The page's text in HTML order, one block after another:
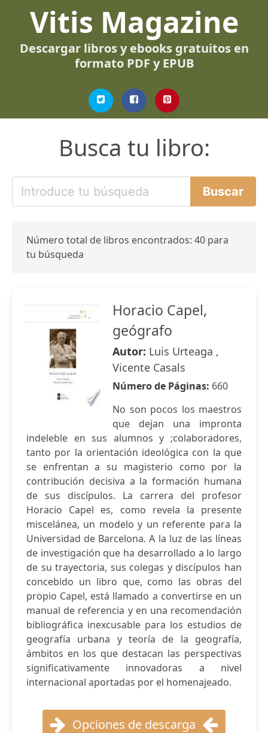
Vitis Magazine
Descargar libros y ebooks gratuitos en
formato PDF y EPUB
Busca tu libro:
Número total de libros encontrados: 40 para
tu búsqueda
Horacio Capel,
geógrafo
Autor: Luis Urteaga ,
Vicente Casals
Número de Páginas: 660
No son pocos los maestros
que dejan una impronta
indeleble en sus alumnos y ;colaboradores,
tanto por la orientación ideológica con la que
se enfrentan a su magisterio como por la
contribución decisiva a la formación humana
de sus discípulos. La carrera del profesor
Horacio Capel es, como revela la presente
miscelánea, un modelo y un referente para la
Universidad de Barcelona. A la luz de las líneas
de investigación que ha desarrollado a lo largo
de su trayectoria, sus colegas y discípulos han
concebido un libro que, como las obras del
propio Capel, está llamado a convertirse en un
manual de referencia y en una recomendación
bibliográfica inexcusable para los estudios de
geografía urbana y teoría de la geografía,
ámbitos en los que destacan las perspectivas
significativamente innovadoras a nivel
internacional aportadas por el homenajeado.
Opciones de descarga